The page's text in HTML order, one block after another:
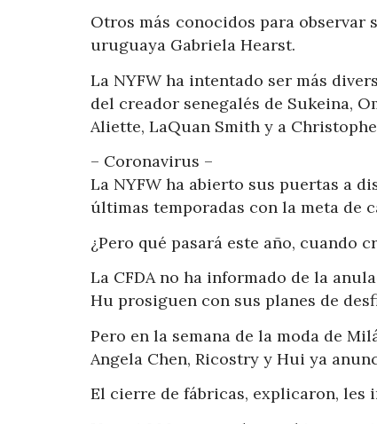
Otros más conocidos para observar
uruguaya Gabriela Hearst.
La NYFW ha intentado ser más
del creador senegalés de Sukeina,
Aliette, LaQuan Smith y a
– Coronavirus –
La NYFW ha abierto sus puertas a
últimas temporadas con la meta de
¿Pero qué pasará este año, cuando
La CFDA no ha informado de la
Hu prosiguen con sus planes de
Pero en la semana de la moda de
Angela Chen, Ricostry y Hui ya
El cierre de fábricas, explicaron,